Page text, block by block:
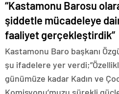
“Kastamonu Barosu
şiddetle mücadeleye
faaliyet gerçekleştirdik”
Kastamonu Baro başkanı
şu ifadelere yer
günümüze kadar Kadın ve